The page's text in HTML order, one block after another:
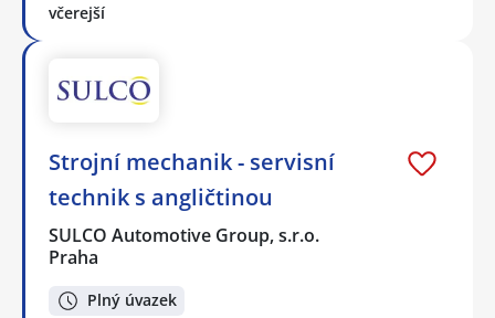
včerejší
Strojní mechanik - servisní
technik s angličtinou
SULCO Automotive Group, s.r.o.
Praha
Plný úvazek